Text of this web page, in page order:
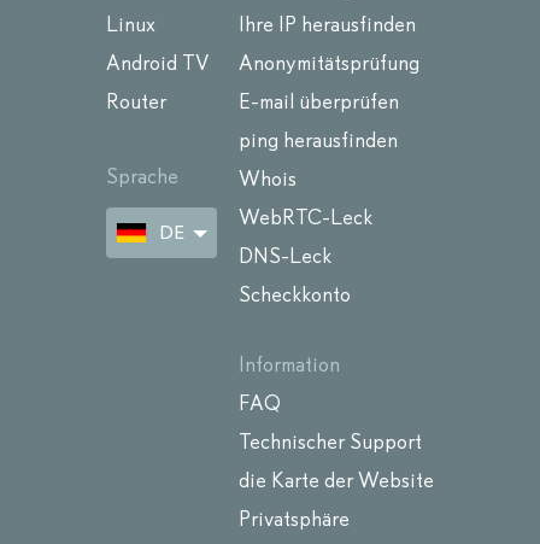
Linux
Android TV
Router
Sprache
DE
Ihre IP herausfinden
Anonymitätsprüfung
E-mail überprüfen
ping herausfinden
Whois
WebRTC-Leck
DNS-Leck
Scheckkonto
Information
FAQ
Technischer Support
die Karte der Website
Privatsphäre